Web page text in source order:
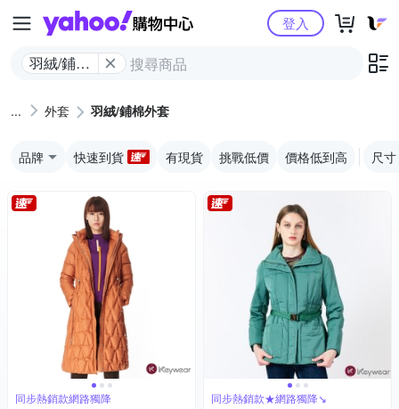
Yahoo購物中心
羽絨/鋪棉
登入
外套 羽絨/鋪棉外套
品牌 快速到貨 有現貨 挑戰低價 價格低到高 尺寸
同步熱銷款網路獨降 同步熱銷款★網路獨降↘